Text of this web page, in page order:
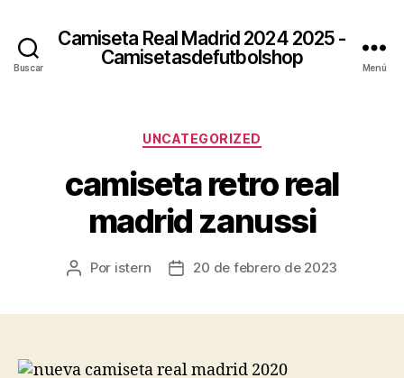
Buscar
Camiseta Real Madrid 2024 2025 -
Camisetasdefutbolshop
Menú
Categorías
UNCATEGORIZED
camiseta retro real
madrid zanussi
Autor
Por istern
Fecha20 de febrero de 2023